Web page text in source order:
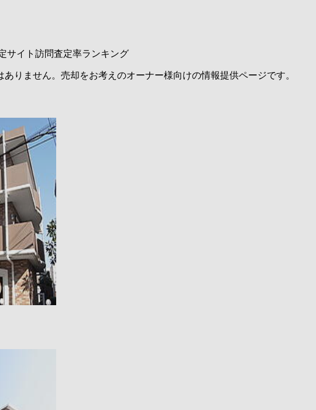
サイト訪問査定率ランキング
りません。売却をお考えのオーナー様向けの情報提供ページです。